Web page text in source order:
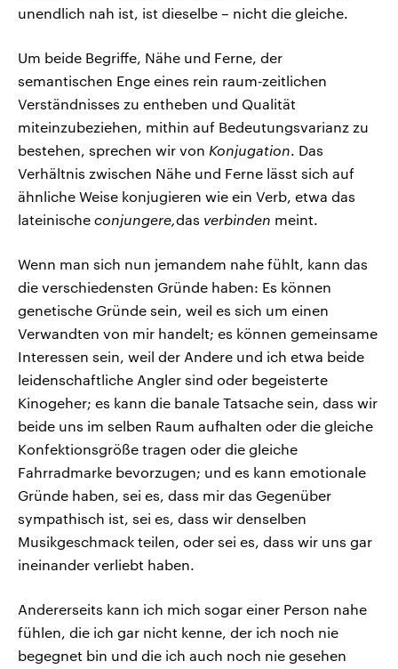
unendlich nah ist, ist dieselbe – nicht die gleiche.
Um beide Begriffe, Nähe und Ferne, der
semantischen Enge eines rein raum‑zeitlichen
Verständnisses zu entheben und Qualität
miteinzubeziehen, mithin auf Bedeutungsvarianz zu
bestehen, sprechen wir von Konjugation. Das
Verhältnis zwischen Nähe und Ferne lässt sich auf
ähnliche Weise konjugieren wie ein Verb, etwa das
lateinische conjungere,das verbinden meint.
Wenn man sich nun jemandem nahe fühlt, kann das
die verschiedensten Gründe haben: Es können
genetische Gründe sein, weil es sich um einen
Verwandten von mir handelt; es können gemeinsame
Interessen sein, weil der Andere und ich etwa beide
leidenschaftliche Angler sind oder begeisterte
Kinogeher; es kann die banale Tatsache sein, dass wir
beide uns im selben Raum aufhalten oder die gleiche
Konfektionsgröße tragen oder die gleiche
Fahrradmarke bevorzugen; und es kann emotionale
Gründe haben, sei es, dass mir das Gegenüber
sympathisch ist, sei es, dass wir denselben
Musikgeschmack teilen, oder sei es, dass wir uns gar
ineinander verliebt haben.
Andererseits kann ich mich sogar einer Person nahe
fühlen, die ich gar nicht kenne, der ich noch nie
begegnet bin und die ich auch noch nie gesehen